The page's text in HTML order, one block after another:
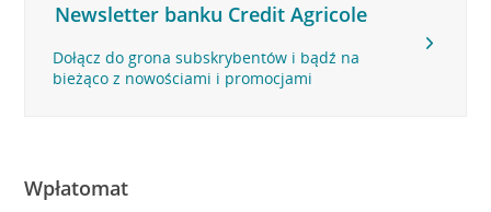
Newsletter banku Credit Agricole
Dołącz do grona subskrybentów i bądź na
bieżąco z nowościami i promocjami
Wpłatomat